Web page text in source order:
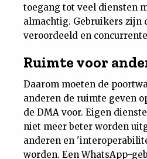
toegang tot veel diensten
almachtig. Gebruikers zijn
veroordeeld en
Ruimte voor
Daarom moeten de
anderen de ruimte geven
de DMA voor. Eigen
niet meer beter worden
anderen en
worden. Een WhatsApp-